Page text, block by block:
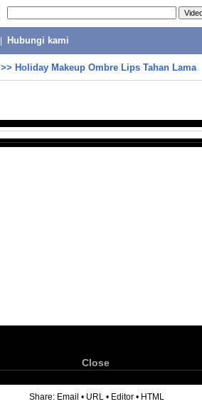
Hubungi kami
>> Holiday Makeup Ombre Lips Tahan Lama
Close
Share: Email • URL • Editor • HTML